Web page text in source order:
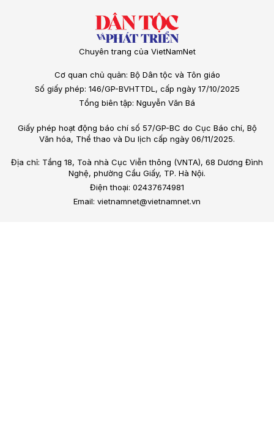
Chuyên trang của VietNamNet
Cơ quan chủ quản: Bộ Dân tộc và Tôn giáo
Số giấy phép: 146/GP-BVHTTDL, cấp ngày 17/10/2025
Tổng biên tập: Nguyễn Văn Bá
Giấy phép hoạt động báo chí số 57/GP-BC do Cục Báo chí, Bộ
Văn hóa, Thể thao và Du lịch cấp ngày 06/11/2025.
Địa chỉ: Tầng 18, Toà nhà Cục Viễn thông (VNTA), 68 Dương Đình
Nghệ, phường Cầu Giấy, TP. Hà Nội.
Điện thoại: 02437674981
Email: vietnamnet@vietnamnet.vn